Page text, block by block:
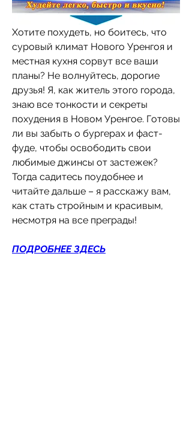
Хотите похудеть, но боитесь, что
суровый климат Нового Уренгоя и
местная кухня сорвут все ваши
планы? Не волнуйтесь, дорогие
друзья! Я, как житель этого города,
знаю все тонкости и секреты
похудения в Новом Уренгое. Готовы
ли вы забыть о бургерах и фаст-
фуде, чтобы освободить свои
любимые джинсы от застежек?
Тогда садитесь поудобнее и
читайте дальше – я расскажу вам,
как стать стройным и красивым,
несмотря на все преграды!
ПОДРОБНЕЕ ЗДЕСЬ